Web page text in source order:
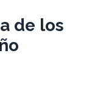
de los